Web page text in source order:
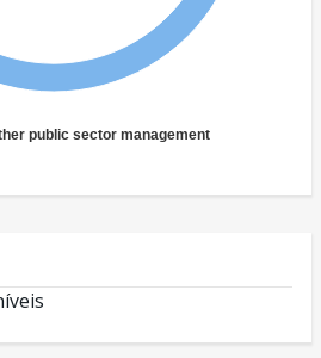
public sector management